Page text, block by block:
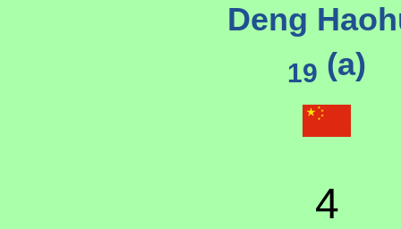
Deng
19 (a)
4